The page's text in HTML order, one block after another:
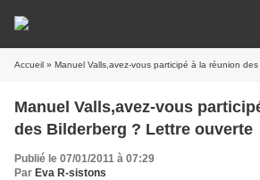
Accueil » Manuel Valls,avez-vous participé à la réunion
Manuel Valls,avez-vous
des Bilderberg ? Lettre ouverte
Publié le 07/01/2011 à 07:29
Par Eva R-sistons